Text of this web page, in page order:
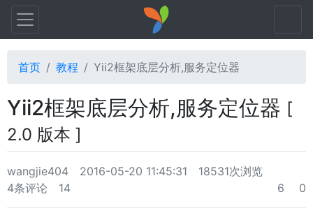
首页 教程 Yii2框架底层分析,服务定位器
Yii2框架底层分析,服务定位器 [
2.0 版本 ]
wangjie404 2016-05-20 11:45:31
18531次浏览
4条评论
14 6 0